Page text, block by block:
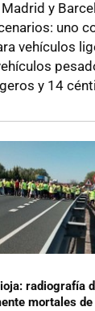
y
uno
vehículos
y 14
radiografía
mortales de